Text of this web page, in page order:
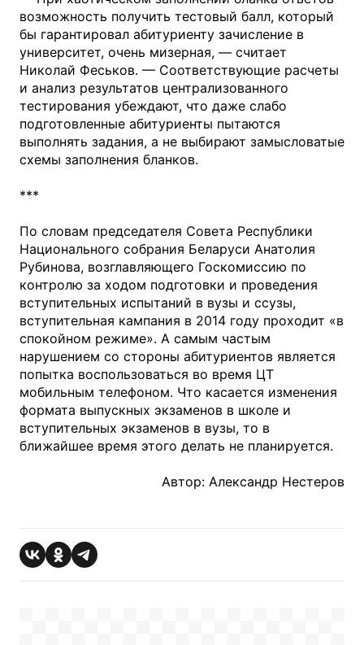
возможность получить тестовый балл, который
бы гарантировал абитуриенту зачисление в
университет, очень мизерная, — считает
Николай Феськов. — Соответствующие расчеты
и анализ результатов централизованного
тестирования убеждают, что даже слабо
подготовленные абитуриенты пытаются
выполнять задания, а не выбирают замысловатые
схемы заполнения бланков.
***
По словам председателя Совета Республики
Национального собрания Беларуси Анатолия
Рубинова, возглавляющего Госкомиссию по
контролю за ходом подготовки и проведения
вступительных испытаний в вузы и ссузы,
вступительная кампания в 2014 году проходит «в
спокойном режиме». А самым частым
нарушением со стороны абитуриентов является
попытка воспользоваться во время ЦТ
мобильным телефоном. Что касается изменения
формата выпускных экзаменов в школе и
вступительных экзаменов в вузы, то в
ближайшее время этого делать не планируется.
Автор: Александр Нестеров